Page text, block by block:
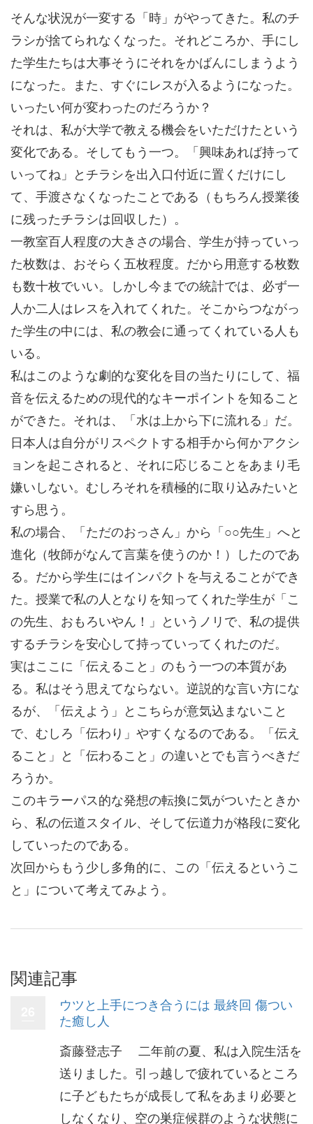
そんな状況が一変する「時」がやってきた。私のチ
ラシが捨てられなくなった。それどころか、手にし
た学生たちは大事そうにそれをかばんにしまうよう
になった。また、すぐにレスが入るようになった。
いったい何が変わったのだろうか？
それは、私が大学で教える機会をいただけたという
変化である。そしてもう一つ。「興味あれば持って
いってね」とチラシを出入口付近に置くだけにし
て、手渡さなくなったことである（もちろん授業後
に残ったチラシは回収した）。
一教室百人程度の大きさの場合、学生が持っていっ
た枚数は、おそらく五枚程度。だから用意する枚数
も数十枚でいい。しかし今までの統計では、必ず一
人か二人はレスを入れてくれた。そこからつながっ
た学生の中には、私の教会に通ってくれている人も
いる。
私はこのような劇的な変化を目の当たりにして、福
音を伝えるための現代的なキーポイントを知ること
ができた。それは、「水は上から下に流れる」だ。
日本人は自分がリスペクトする相手から何かアクシ
ョンを起こされると、それに応じることをあまり毛
嫌いしない。むしろそれを積極的に取り込みたいと
すら思う。
私の場合、「ただのおっさん」から「○○先生」へと
進化（牧師がなんて言葉を使うのか！）したのであ
る。だから学生にはインパクトを与えることができ
た。授業で私の人となりを知ってくれた学生が「こ
の先生、おもろいやん！」というノリで、私の提供
するチラシを安心して持っていってくれたのだ。
実はここに「伝えること」のもう一つの本質があ
る。私はそう思えてならない。逆説的な言い方にな
るが、「伝えよう」とこちらが意気込まないこと
で、むしろ「伝わり」やすくなるのである。「伝え
ること」と「伝わること」の違いとでも言うべきだ
ろうか。
このキラーパス的な発想の転換に気がついたときか
ら、私の伝道スタイル、そして伝道力が格段に変化
していったのである。
次回からもう少し多角的に、この「伝えるというこ
と」について考えてみよう。
関連記事
ウツと上手につき合うには 最終回 傷つい
た癒し人
斎藤登志子 二年前の夏、私は入院生活を
送りました。引っ越しで疲れているところ
に子どもたちが成長して私をあまり必要と
しなくなり、空の巣症候群のような状態に